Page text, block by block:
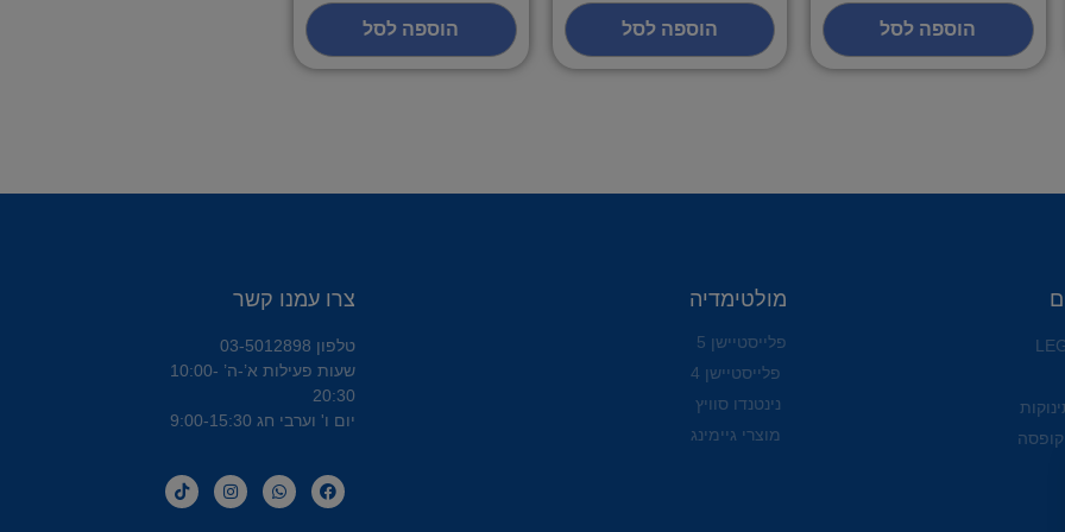
הוספה לסל הוספה לסל הוספה לסל
מולטימדיה
פלייסטיישן 5
פלייסטיישן 4
נינטנדו סוויץ
מוצרי גיימינג
צרו עמנו קשר
טלפון 03-5012898
שעות פעילות א’-ה’ 10:00-
20:30
יום ו' וערבי חג 9:00-15:30